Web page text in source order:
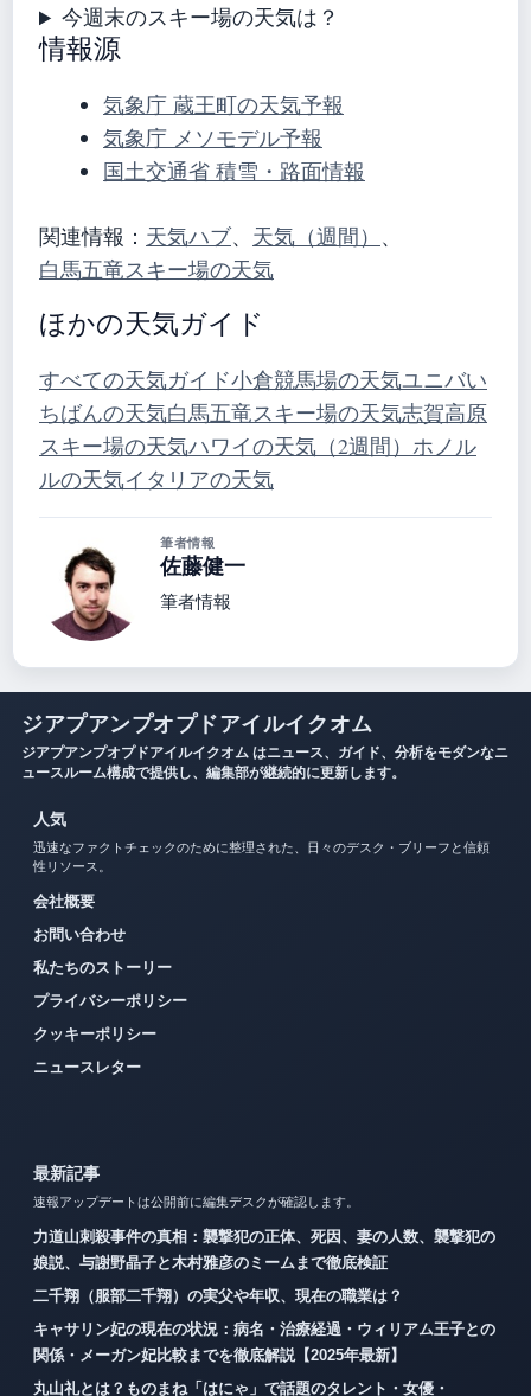
今週末のスキー場の天気は？
情報源
気象庁 蔵王町の天気予報
気象庁 メソモデル予報
国土交通省 積雪・路面情報
関連情報： 天気ハブ、 天気（週間） 、
白馬五竜スキー場の天気
ほかの天気ガイド
すべての天気ガイド小倉競馬場の天気ユニバい
ちばんの天気白馬五竜スキー場の天気志賀高原
スキー場の天気ハワイの天気（2週間） ホノル
ルの天気イタリアの天気
筆者情報
佐藤健一
筆者情報
ジアプアンプオプドアイルイクオム
ジアプアンプオプドアイルイクオム はニュース、ガイド、分析をモダンなニ
ュースルーム構成で提供し、編集部が継続的に更新します。
人気
迅速なファクトチェックのために整理された、日々のデスク・ブリーフと信頼
性リソース。
会社概要
お問い合わせ
私たちのストーリー
プライバシーポリシー
クッキーポリシー
ニュースレター
最新記事
速報アップデートは公開前に編集デスクが確認します。
力道山刺殺事件の真相：襲撃犯の正体、死因、妻の人数、襲撃犯の
娘説、与謝野晶子と木村雅彦のミームまで徹底検証
二千翔（服部二千翔）の実父や年収、現在の職業は？
キャサリン妃の現在の状況：病名・治療経過・ウィリアム王子との
関係・メーガン妃比較までを徹底解説【2025年最新】
丸山礼とは？ものまね「はにゃ」で話題のタレント・女優・